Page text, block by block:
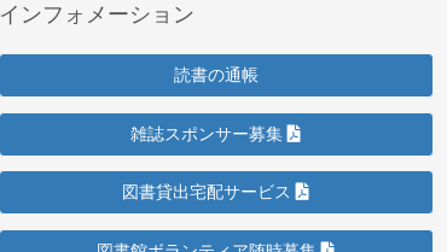
インフォメーション
読書の通帳
雑誌スポンサー募集
図書貸出宅配サービス